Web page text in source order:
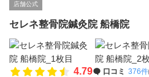
店舗公式
セレネ整骨院鍼灸院 船橋院
4.79 口コミ 376件